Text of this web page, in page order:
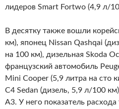
лидеров Smart Fortwo (4,9 л/
В десятку также вошли
км), японец Nissan Qashqai
на 100 км), дизельная Skoda
французский автомобиль
Mini Cooper (5,9 литра на сто
C4 Sedan (дизель, 5,9 л/100
A3. У него показатель